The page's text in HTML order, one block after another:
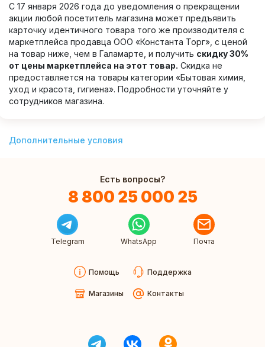
С 17 января 2026 года до уведомления о прекращении
акции любой посетитель магазина может предъявить
карточку идентичного товара того же производителя с
маркетплейса продавца ООО «Константа Торг», с ценой
на товар ниже, чем в Галамарте, и получить скидку 30%
от цены маркетплейса на этот товар. Скидка не
предоставляется на товары категории «Бытовая химия,
уход и красота, гигиена». Подробности уточняйте у
сотрудников магазина.
Дополнительные условия
Есть вопросы?
8 800 25 000 25
Telegram WhatsApp Почта
Помощь Поддержка
Магазины Контакты